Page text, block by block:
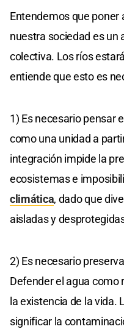
Entendemos que poner
nuestra sociedad es un
colectiva. Los ríos
entiende que esto es
1) Es necesario pensar
como una unidad a
integración impide la
ecosistemas e
climática, dado que
aisladas y
2) Es necesario
Defender el agua como
la existencia de la vida.
significar la